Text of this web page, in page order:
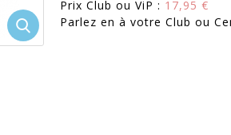
Prix Club ou ViP : 17,95 €
Parlez en à votre Club ou